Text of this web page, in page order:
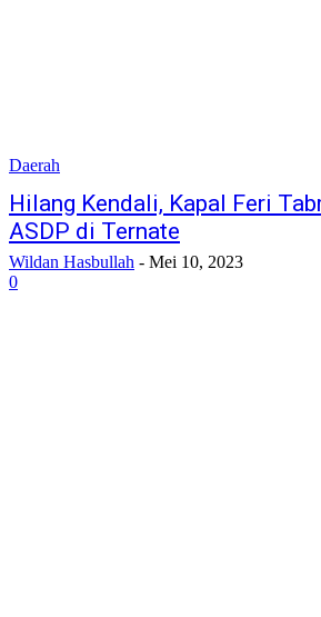
Daerah
Hilang Kendali, Kapal Feri
ASDP di Ternate
Wildan Hasbullah - Mei 10, 2023
0